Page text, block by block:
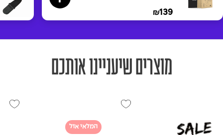
₪139
מוצרים שיעניינו אותכם
המלאי אזל